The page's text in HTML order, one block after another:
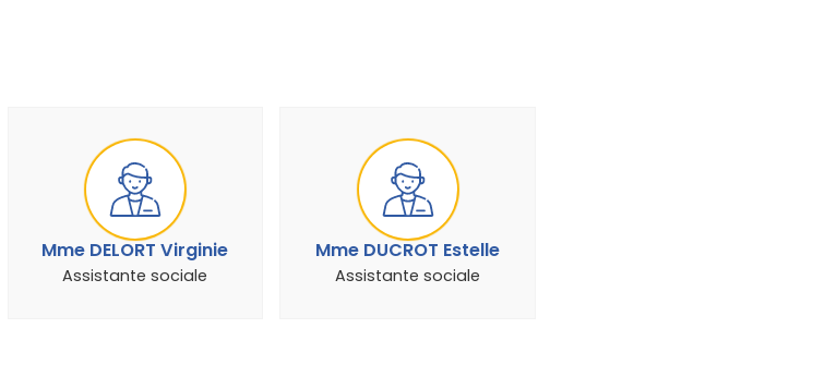
Mme DELORT Virginie
Assistante sociale
Mme DUCROT Estelle
Assistante sociale